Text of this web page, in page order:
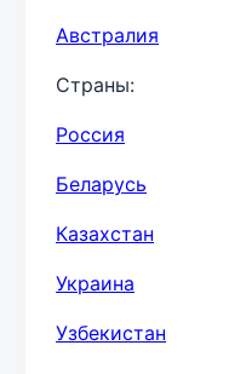
Австралия
Страны:
Россия
Беларусь
Казахстан
Украина
Узбекистан